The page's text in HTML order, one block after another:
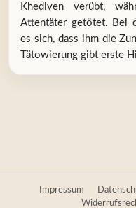
Khediven verübt,
Attentäter getötet. Bei
es sich, dass ihm die
Tätowierung gibt erste
Impressum